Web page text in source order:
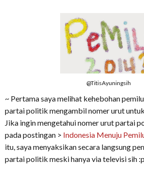
@TitisAyuningsih
~ Pertama saya melihat kehebohan
partai politik mengambil nomer urut
Jika ingin mengetahui nomer urut partai
pada postingan > Indonesia Menuju
itu, saya menyaksikan secara langsung
partai politik meski hanya via televisi sih :p